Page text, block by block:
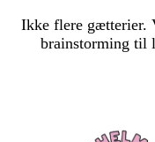
Ikke flere gætterier.
brainstorming til